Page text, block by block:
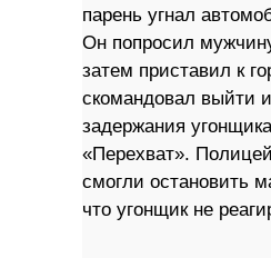
парень угнал
Он попросил
затем приставил к
скомандовал выйти
задержания
«Перехват».
смогли остановить
что угонщик не